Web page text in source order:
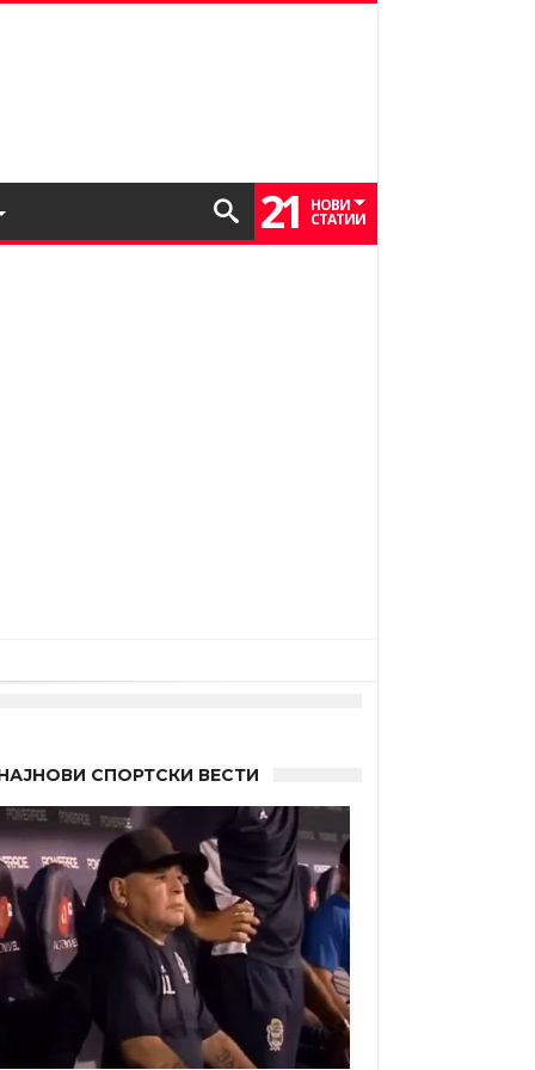
21 НОВИ
СТАТИИ
СПОРТСКИ ВЕСТИ